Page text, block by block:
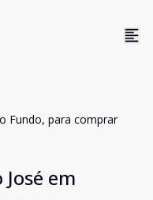
Fundo, para comprar
em